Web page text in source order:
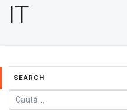
IT
SEARCH